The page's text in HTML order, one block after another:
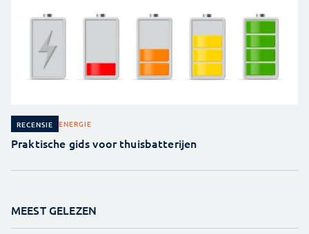
RECENSIE ENERGIE
Praktische gids voor thuisbatterijen
MEEST GELEZEN